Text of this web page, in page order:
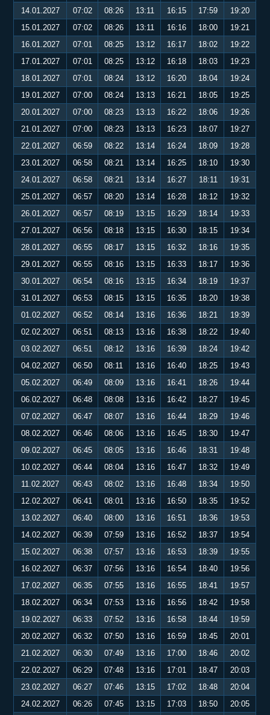
14.01.2027
07:02 08:26 13:11 16:15 17:59
19:20
15.01.2027
07:02 08:26 13:11 16:16 18:00
19:21
16.01.2027
07:01 08:25 13:12 16:17 18:02
19:22
17.01.2027
07:01 08:25 13:12 16:18 18:03
19:23
18.01.2027
07:01 08:24 13:12 16:20 18:04
19:24
19.01.2027
07:00 08:24 13:13 16:21 18:05
19:25
20.01.2027
07:00 08:23 13:13 16:22 18:06
19:26
21.01.2027
07:00 08:23 13:13 16:23 18:07
19:27
22.01.2027
06:59 08:22 13:14 16:24 18:09
19:28
23.01.2027
06:58 08:21 13:14 16:25 18:10
19:30
24.01.2027
06:58 08:21 13:14 16:27 18:11
19:31
25.01.2027
06:57 08:20 13:14 16:28 18:12
19:32
26.01.2027
06:57 08:19 13:15 16:29 18:14
19:33
27.01.2027
06:56 08:18 13:15 16:30 18:15
19:34
28.01.2027
06:55 08:17 13:15 16:32 18:16
19:35
29.01.2027
06:55 08:16 13:15 16:33 18:17
19:36
30.01.2027
06:54 08:16 13:15 16:34 18:19
19:37
31.01.2027
06:53 08:15 13:15 16:35 18:20
19:38
01.02.2027
06:52 08:14 13:16 16:36 18:21
19:39
02.02.2027
06:51 08:13 13:16 16:38 18:22
19:40
03.02.2027
06:51 08:12 13:16 16:39 18:24
19:42
04.02.2027
06:50 08:11 13:16 16:40 18:25
19:43
05.02.2027
06:49 08:09 13:16 16:41 18:26
19:44
06.02.2027
06:48 08:08 13:16 16:42 18:27
19:45
07.02.2027
06:47 08:07 13:16 16:44 18:29
19:46
08.02.2027
06:46 08:06 13:16 16:45 18:30
19:47
09.02.2027
06:45 08:05 13:16 16:46 18:31
19:48
10.02.2027
06:44 08:04 13:16 16:47 18:32
19:49
11.02.2027
06:43 08:02 13:16 16:48 18:34
19:50
12.02.2027
06:41 08:01 13:16 16:50 18:35
19:52
13.02.2027
06:40 08:00 13:16 16:51 18:36
19:53
14.02.2027
06:39 07:59 13:16 16:52 18:37
19:54
15.02.2027
06:38 07:57 13:16 16:53 18:39
19:55
16.02.2027
06:37 07:56 13:16 16:54 18:40
19:56
17.02.2027
06:35 07:55 13:16 16:55 18:41
19:57
18.02.2027
06:34 07:53 13:16 16:56 18:42
19:58
19.02.2027
06:33 07:52 13:16 16:58 18:44
19:59
20.02.2027
06:32 07:50 13:16 16:59 18:45
20:01
21.02.2027
06:30 07:49 13:16 17:00 18:46
20:02
22.02.2027
06:29 07:48 13:16 17:01 18:47
20:03
23.02.2027
06:27 07:46 13:15 17:02 18:48
20:04
24.02.2027
06:26 07:45 13:15 17:03 18:50
20:05